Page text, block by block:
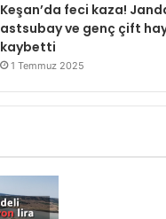
Keşan’da feci kaza!
astsubay ve genç çift
kaybetti
1 Temmuz 2025